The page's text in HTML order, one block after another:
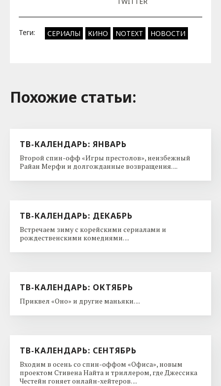
Теги: СЕРИАЛЫ КИНО NOTEXT НОВОСТИ
Похожие cтатьи:
ТВ-КАЛЕНДАРЬ: ЯНВАРЬ
Второй спин-офф «Игры престолов», неизбежный
Райан Мерфи и долгожданные возвращения. ...
ТВ-КАЛЕНДАРЬ: ДЕКАБРЬ
Встречаем зиму с корейскими сериалами и
рождественскими комедиями. ...
ТВ-КАЛЕНДАРЬ: ОКТЯБРЬ
Приквел «Оно» и другие маньяки. ...
ТВ-КАЛЕНДАРЬ: СЕНТЯБРЬ
Входим в осень со спин-оффом «Офиса», новым
проектом Стивена Найта и триллером, где Джессика
Честейн гоняет онлайн-хейтеров. ...